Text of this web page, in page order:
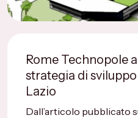
Rome Technopole
strategia di
Lazio
Dall’articolo pubblicato